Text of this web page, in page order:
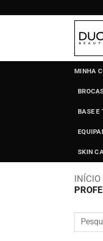
to
MINHA
BASE E
SKIN
INÍCIO